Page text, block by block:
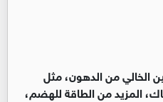
الخالي من الدهون، مثل
المزيد من الطاقة للهضم،